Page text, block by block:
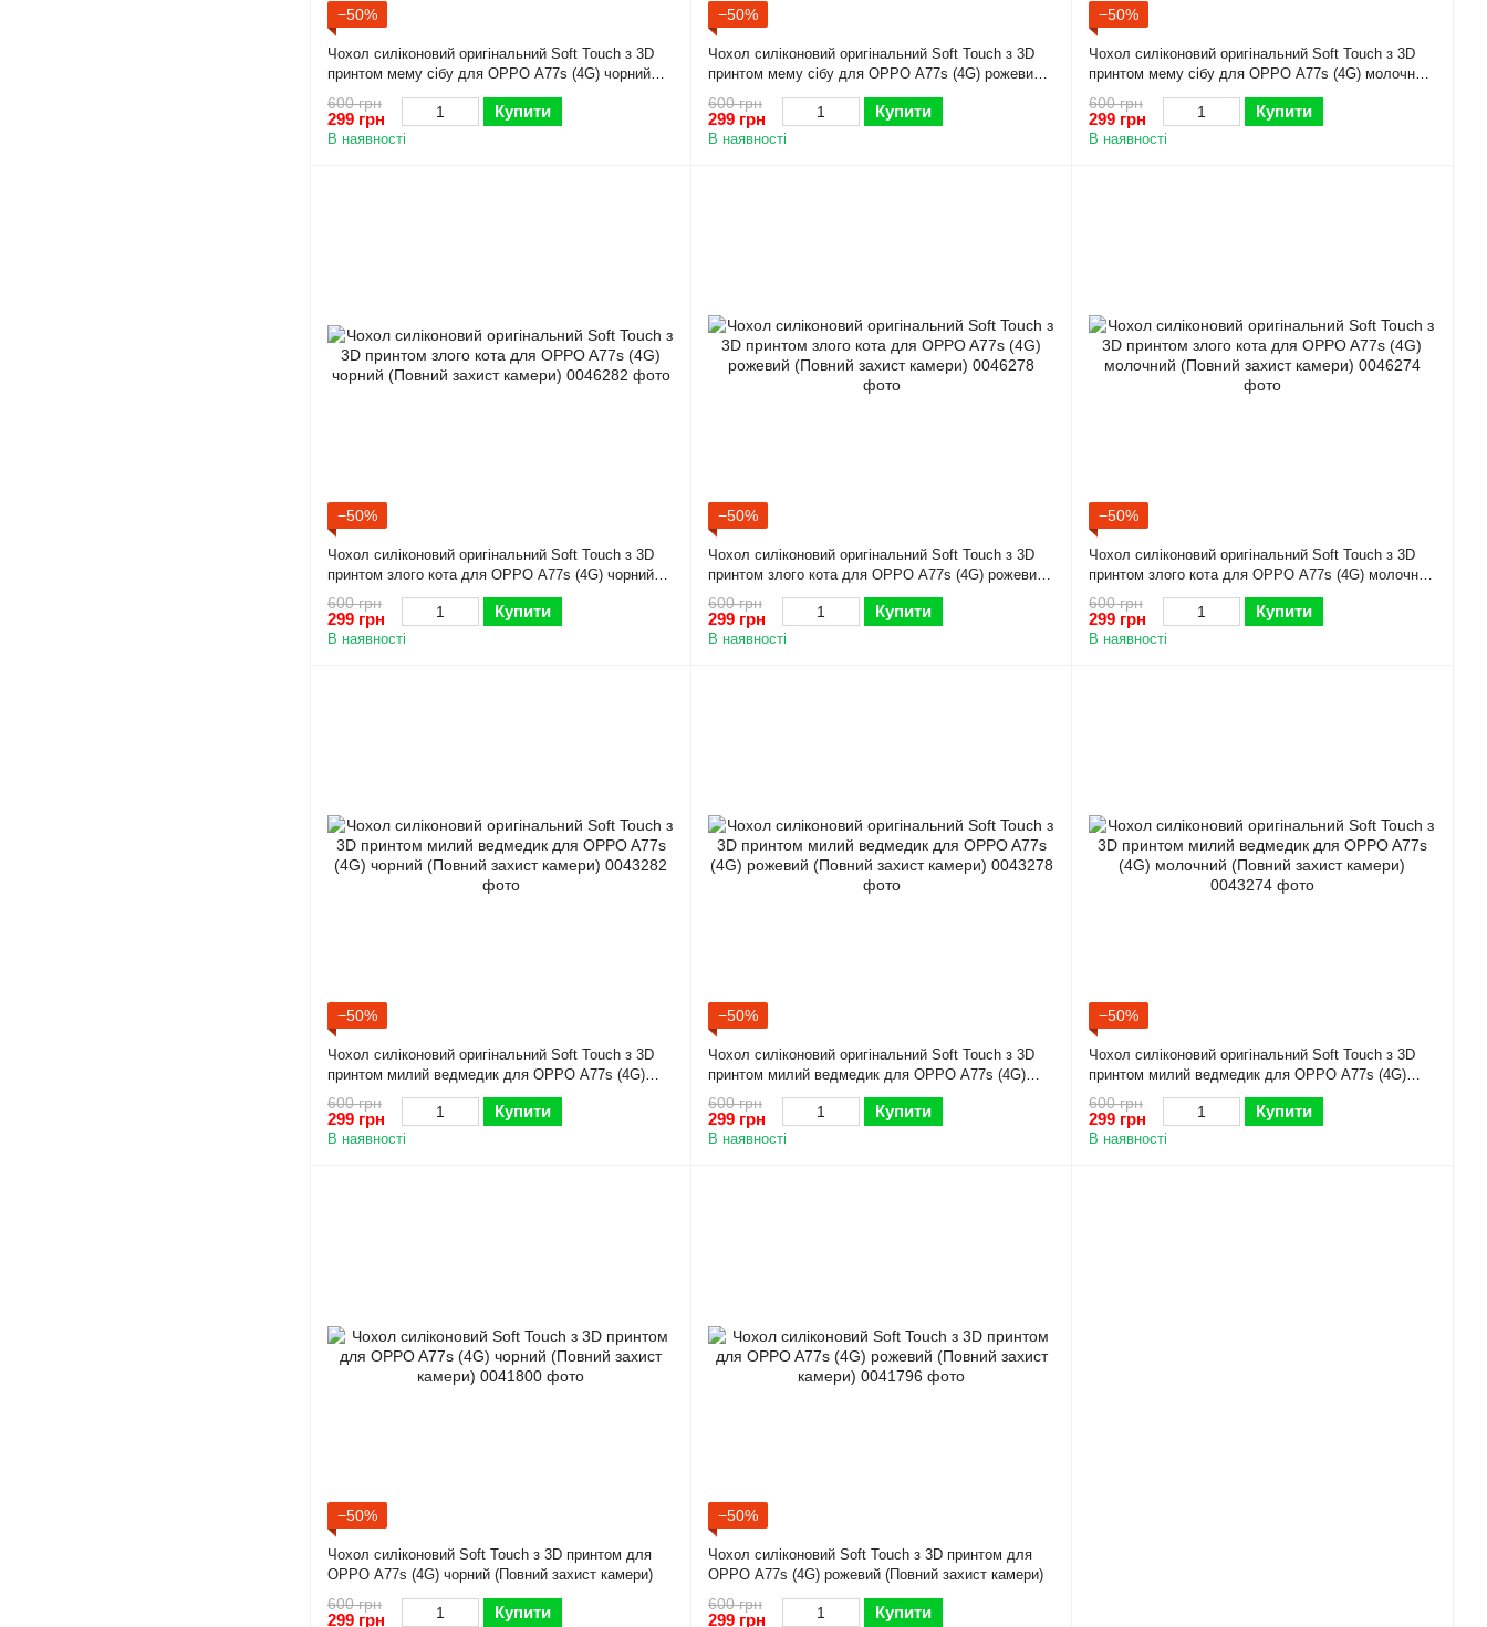
−50%
Чохол силіконовий оригінальний Soft Touch з 3D
принтом мему сібу для OPPO A77s (4G) чорний
(Повний захист камери)
600 грн
299 грн Купити
В наявності
−50%
Чохол силіконовий оригінальний Soft Touch з 3D
принтом мему сібу для OPPO A77s (4G) рожевий
(Повний захист камери)
600 грн
299 грн Купити
В наявності
−50%
Чохол силіконовий оригінальний Soft Touch з 3D
принтом мему сібу для OPPO A77s (4G) молочний
(Повний захист камери)
600 грн
299 грн Купити
В наявності
−50%
Чохол силіконовий оригінальний Soft Touch з 3D
принтом злого кота для OPPO A77s (4G) чорний
(Повний захист камери)
600 грн
299 грн Купити
В наявності
−50%
Чохол силіконовий оригінальний Soft Touch з 3D
принтом злого кота для OPPO A77s (4G) рожевий
(Повний захист камери)
600 грн
299 грн Купити
В наявності
−50%
Чохол силіконовий оригінальний Soft Touch з 3D
принтом злого кота для OPPO A77s (4G) молочний
(Повний захист камери)
600 грн
299 грн Купити
В наявності
−50%
Чохол силіконовий оригінальний Soft Touch з 3D
принтом милий ведмедик для OPPO A77s (4G)
чорний (Повний захист камери)
600 грн
299 грн Купити
В наявності
−50%
Чохол силіконовий оригінальний Soft Touch з 3D
принтом милий ведмедик для OPPO A77s (4G)
рожевий (Повний захист камери)
600 грн
299 грн Купити
В наявності
−50%
Чохол силіконовий оригінальний Soft Touch з 3D
принтом милий ведмедик для OPPO A77s (4G)
молочний (Повний захист камери)
600 грн
299 грн Купити
В наявності
−50%
Чохол силіконовий Soft Touch з 3D принтом для
OPPO A77s (4G) чорний (Повний захист камери)
600 грн
299 грн Купити
−50%
Чохол силіконовий Soft Touch з 3D принтом для
OPPO A77s (4G) рожевий (Повний захист камери)
600 грн
299 грн Купити